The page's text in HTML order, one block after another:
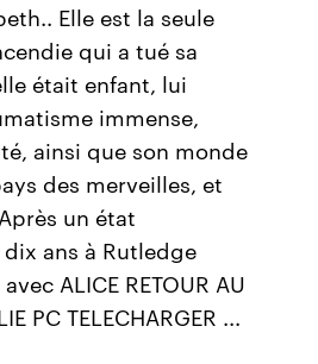
Elle est la seule
qui a tué sa
était enfant, lui
immense,
ainsi que son monde
des merveilles, et
un état
ans à Rutledge
ALICE RETOUR AU
PC TELECHARGER ...